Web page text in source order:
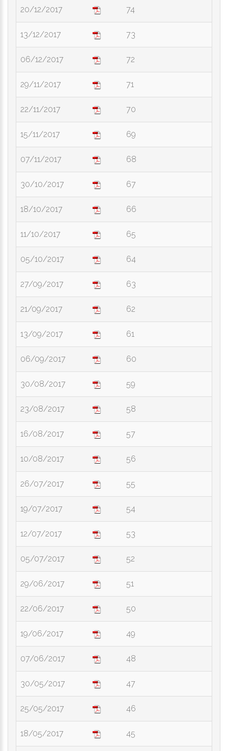
20/12/2017 74
13/12/2017 73
06/12/2017 72
29/11/2017 71
22/11/2017 70
15/11/2017 69
07/11/2017 68
30/10/2017 67
18/10/2017 66
11/10/2017 65
05/10/2017 64
27/09/2017 63
21/09/2017 62
13/09/2017 61
06/09/2017 60
30/08/2017 59
23/08/2017 58
16/08/2017 57
10/08/2017 56
26/07/2017 55
19/07/2017 54
12/07/2017 53
05/07/2017 52
29/06/2017 51
22/06/2017 50
19/06/2017 49
07/06/2017 48
30/05/2017 47
25/05/2017 46
18/05/2017 45